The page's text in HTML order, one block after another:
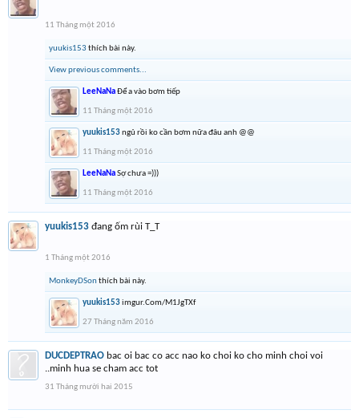
11 Tháng một 2016
yuukis153 thích bài này.
View previous comments...
LeeNaNaĐể a vào bơm tiếp
11 Tháng một 2016
yuukis153ngủ rồi ko cần bơm nữa đâu anh @@
11 Tháng một 2016
LeeNaNaSợ chưa =)))
11 Tháng một 2016
yuukis153 đang ốm rùi T_T
1 Tháng một 2016
MonkeyDSonthích bài này.
yuukis153imgur.Com/M1JgTXf
27 Tháng năm 2016
DUCDEPTRAO bac oi bac co acc nao ko choi ko cho minh choi voi
..minh hua se cham acc tot
31 Tháng mười hai 2015